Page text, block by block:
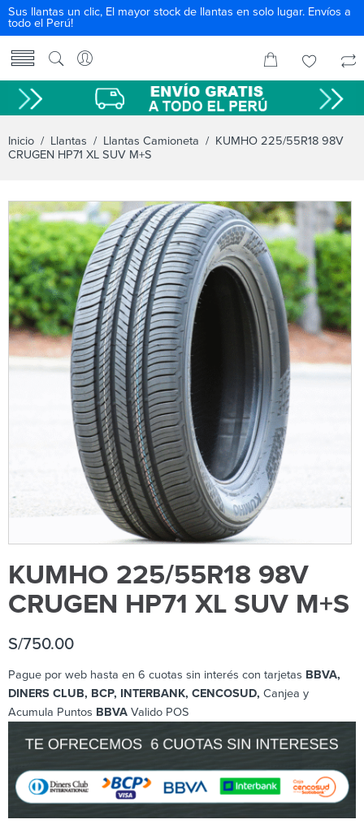
Sus llantas un clic, El mayor stock de llantas en solo lugar. Envíos a
todo el Perú!
Inicio / Llantas / Llantas Camioneta / KUMHO 225/55R18 98V
CRUGEN HP71 XL SUV M+S
KUMHO 225/55R18 98V
CRUGEN HP71 XL SUV M+S
S/750.00
Pague por web hasta en 6 cuotas sin interés con tarjetas BBVA,
DINERS CLUB, BCP, INTERBANK, CENCOSUD, Canjea y
Acumula Puntos BBVA Valido POS